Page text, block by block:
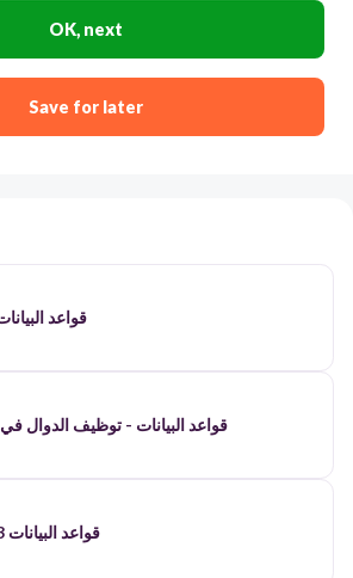
OK, next
Save for later
قواعد
قواعد البيانات - توظيف الدوال في
قواعد البيانات 3 - النماذج